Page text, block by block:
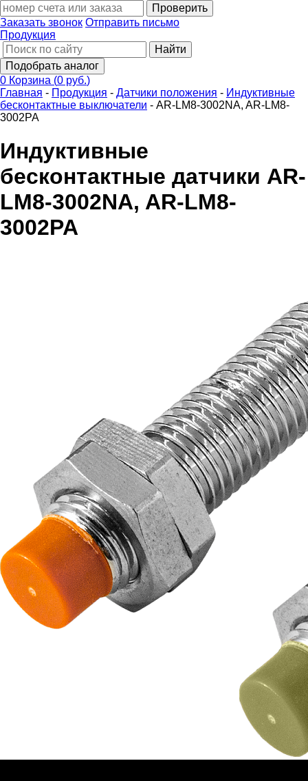
Проверить
Заказать звонок Отправить письмо
Продукция
Найти
Подобрать аналог
0 Корзина (0 руб.)
Главная - Продукция - Датчики положения - Индуктивные
бесконтактные выключатели - AR-LM8-3002NA, AR-LM8-
3002PA
Индуктивные
бесконтактные датчики AR-
LM8-3002NA, AR-LM8-
3002PA